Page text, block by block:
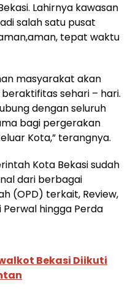
Lahirnya kawasan
salah satu pusat
tepat waktu
masyarakat akan
sehari – hari.
dengan seluruh
bagi pergerakan
Kota,” terangnya.
Kota Bekasi sudah
dari berbagai
(OPD) terkait, Review,
hingga Perda
Bekasi Diikuti